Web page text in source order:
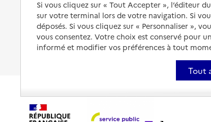
Les obligations de la famille
À qui s’adresser ?
Être hospitalisé
Fin de vie à domicile
Si vous cliquez sur « Tout Accepter », l’éditeur
sur votre terminal lors de votre navigation. Si
déposés. Si vous cliquez sur « Personnaliser »,
vous consentez. Votre choix est conservé pour
informé et modifier vos préférences à tout
Tout